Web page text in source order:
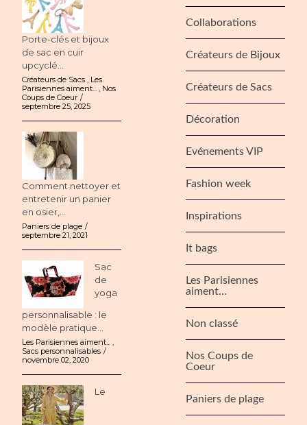
Porte-clés et bijoux
de sac en cuir
upcyclé...
Créateurs de Sacs , Les
Parisiennes aiment... , Nos
Coups de Coeur
septembre 25, 2025
Comment nettoyer et
entretenir un panier
en osier,...
Paniers de plage
septembre 21, 2021
Sac
de
yoga
personnalisable : le
modèle pratique...
Les Parisiennes aiment... ,
Sacs personnalisables
novembre 02, 2020
Le
Collaborations
Créateurs de Bijoux
Créateurs de Sacs
Décoration
Evénements VIP
Fashion week
Inspirations
It bags
Les Parisiennes
aiment…
Non classé
Nos Coups de
Coeur
Paniers de plage